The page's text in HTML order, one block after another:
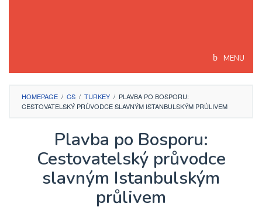
MENU
HOMEPAGE / CS / TURKEY / PLAVBA PO BOSPORU:
CESTOVATELSKÝ PRŮVODCE SLAVNÝM ISTANBULSKÝM PRŮLIVEM
Plavba po Bosporu:
Cestovatelský průvodce
slavným Istanbulským
průlivem